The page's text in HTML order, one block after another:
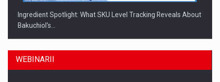
Ingredient Spotlight: What SKU Level Tracking Reveals About
Bakuchiol's…
WEBINARII